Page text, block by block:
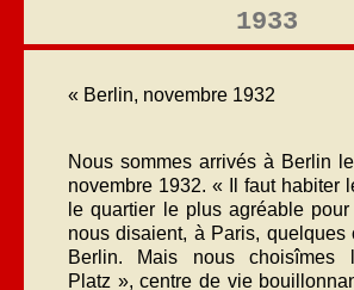
1933
« Berlin, novembre 1932
Nous sommes arrivés à Berlin
novembre 1932. « Il faut habiter
le quartier le plus agréable
nous disaient, à Paris, quelques
Berlin. Mais nous choisîmes
Platz », centre de vie